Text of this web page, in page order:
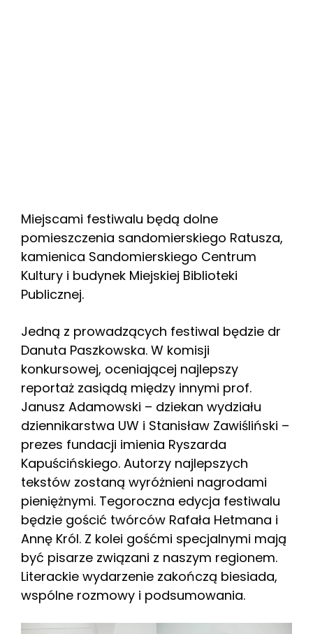
Miejscami festiwalu będą dolne
pomieszczenia sandomierskiego Ratusza,
kamienica Sandomierskiego Centrum
Kultury i budynek Miejskiej Biblioteki
Publicznej.
Jedną z prowadzących festiwal będzie dr
Danuta Paszkowska. W komisji
konkursowej, oceniającej najlepszy
reportaż zasiądą między innymi prof.
Janusz Adamowski – dziekan wydziału
dziennikarstwa UW i Stanisław Zawiśliński –
prezes fundacji imienia Ryszarda
Kapuścińskiego. Autorzy najlepszych
tekstów zostaną wyróżnieni nagrodami
pieniężnymi. Tegoroczna edycja festiwalu
będzie gościć twórców Rafała Hetmana i
Annę Król. Z kolei gośćmi specjalnymi mają
być pisarze związani z naszym regionem.
Literackie wydarzenie zakończą biesiada,
wspólne rozmowy i podsumowania.